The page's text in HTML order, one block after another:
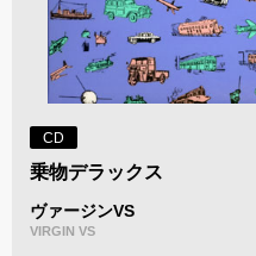
CD
乗物デラックス
ヴァージンVS
VIRGIN VS